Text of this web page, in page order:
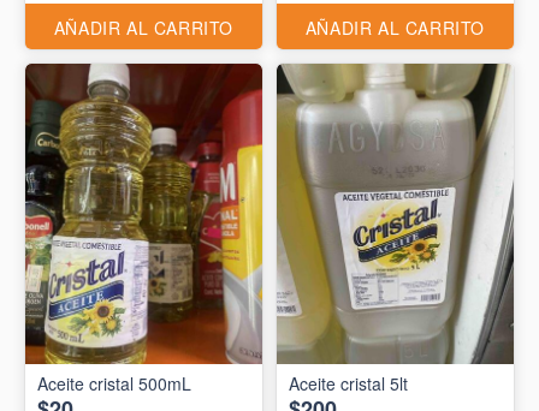
AÑADIR AL CARRITO AÑADIR AL CARRITO
Aceite cristal 500mL Aceite cristal 5lt